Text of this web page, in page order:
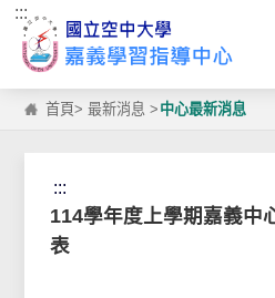
跳到主要內容區塊
:::
首頁>最新消息 > 中心最新消息
:::
114學年度上學期嘉義中
表